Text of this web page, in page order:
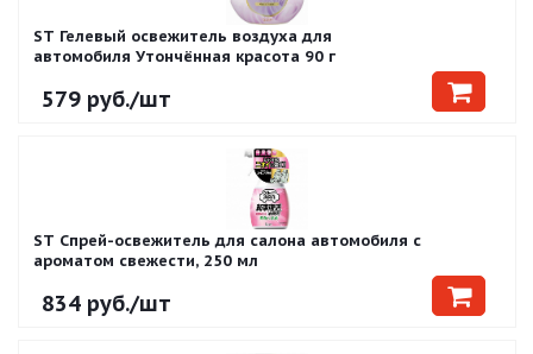
ST Гелевый освежитель воздуха для
автомобиля Утончённая красота 90 г
579 руб./шт
ST Спрей-освежитель для салона автомобиля с
ароматом свежести, 250 мл
834 руб./шт